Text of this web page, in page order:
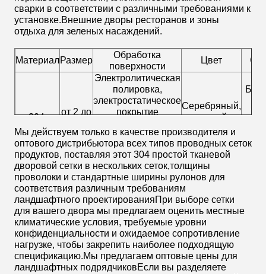
сварки в соответствии с различными требованиями к
установке.Внешние дворы ресторанов и зоны
отдыха для зеленых насаждений.
МатериалРазмер
Обработка
поверхности
Цвет
304,
316,316L
от 2 до
масел
Электролитическая
полировка,
электростатическое
покрытие
покрытием, ПВХ,
пассивация
проволочного
рисунка
Серебряный,
черный,
серый,
зеленый
Мы действуем только в качестве производителя и
оптового дистрибьютора всех типов проводных сеток
продуктов, поставляя этот 304 простой тканевой
дворовой сетки в нескольких сеток,толщины
проволоки и стандартные ширины рулонов для
соответствия различным требованиям
ландшафтного проектированияПри выборе сетки
для вашего двора мы предлагаем оценить местные
климатические условия, требуемые уровни
конфиденциальности и ожидаемое сопротивление
нагрузке, чтобы закрепить наиболее подходящую
спецификацию.Мы предлагаем оптовые цены для
ландшафтных подрядчиковЕсли вы разделяете